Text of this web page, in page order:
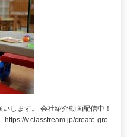
します。 会社紹介動画配信中！
https://v.classtream.jp/create-gro